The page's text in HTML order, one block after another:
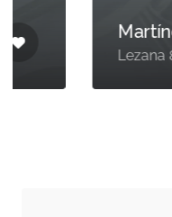
Martínez
Lezana 842,